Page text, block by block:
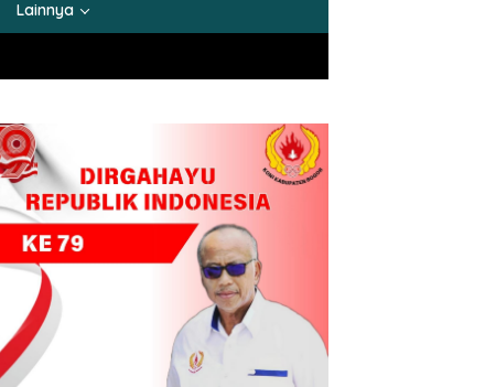
Lainnya